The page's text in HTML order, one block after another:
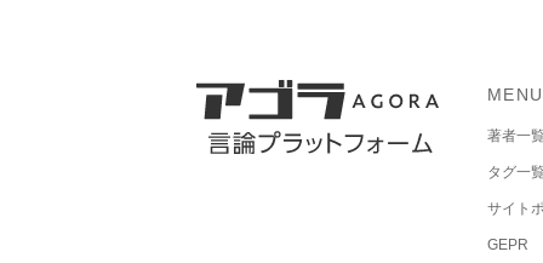
MENU
著者一
タグ一
サイト
GEPR